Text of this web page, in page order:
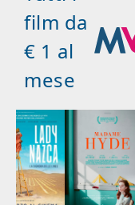
film da
€ 1 al
mese